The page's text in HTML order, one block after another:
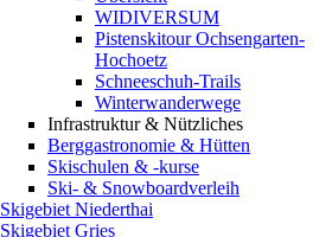
WIDIVERSUM
Pistenskitour Ochsengarten-
Hochoetz
Schneeschuh-Trails
Winterwanderwege
Infrastruktur & Nützliches
Berggastronomie & Hütten
Skischulen & -kurse
Ski- & Snowboardverleih
Skigebiet Niederthai
Skigebiet Gries